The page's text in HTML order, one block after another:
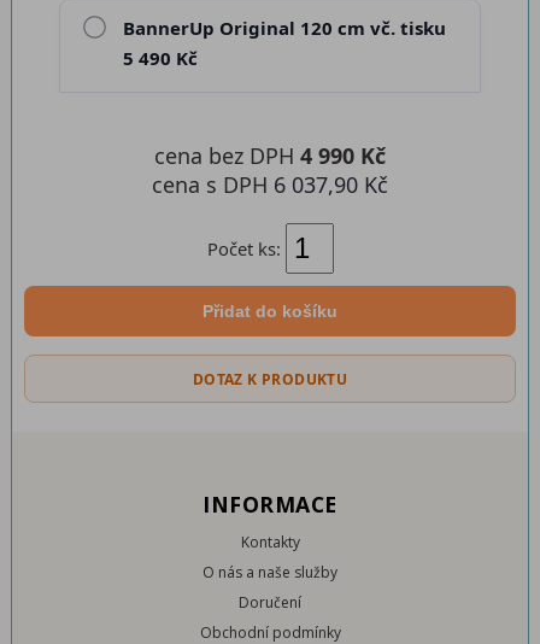
BannerUp Original 120 cm vč. tisku
5 490 Kč
Počet ks:
Přidat do košíku
cena bez DPH 4 990 Kč
cena s DPH 6 037,90 Kč
DOTAZ K PRODUKTU
INFORMACE
Kontakty
O nás a naše služby
Doručení
Obchodní podmínky